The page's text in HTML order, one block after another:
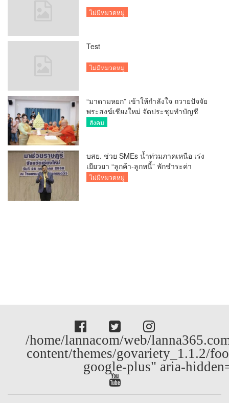
ไม่มีหมวดหมู่
Test
ไม่มีหมวดหมู่
“มาดามหยก” เข้าให้กำลังใจ ถวายปัจจัย
พระสงฆ์เชียงใหม่ จัดประชุมทำบัญชี
รายรับรายจ่ายของวัด กว่า 300 รูป ที่วัด
สังคม
บสย. ช่วย SMEs น้ำท่วมภาคเหนือ เร่ง
เยียวยา “ลูกค้า-ลูกหนี้” พักชำระค่า
ธรรมเนียม-ค่างวด
ไม่มีหมวดหมู่
/home/lannacom/web/
content/themes/govariety_1.1.2/
google-plus" aria-